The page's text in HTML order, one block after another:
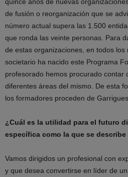
de fusión o reorganización que se
número actual supera las 1.500
que ronda las veinte personas. Para
de estas organizaciones, en todos los
societario ha nacido este Programa
profesorado hemos procurado contar
diferentes áreas del mismo. De esta
los formadores proceden de Garrigues.
¿Cuál es la utilidad para el futuro
específica como la que se describe
Vamos dirigidos un profesional con
y que desea convertirse en líder de